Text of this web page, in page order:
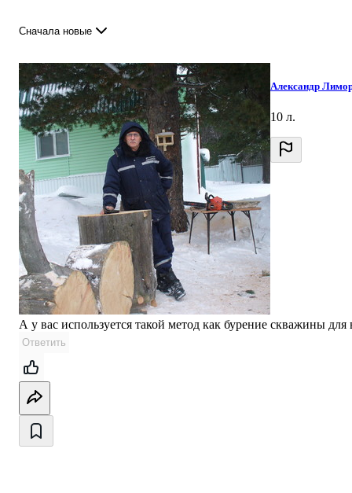
Сначала новые
Александр
10 л.
А у вас используется такой метод как бурение скважины
Ответить